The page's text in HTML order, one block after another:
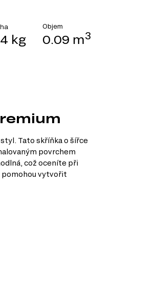
kg
Objem
0.09 m3
Tato skříňka o šířce
povrchem
což oceníte při
pomohou vytvořit